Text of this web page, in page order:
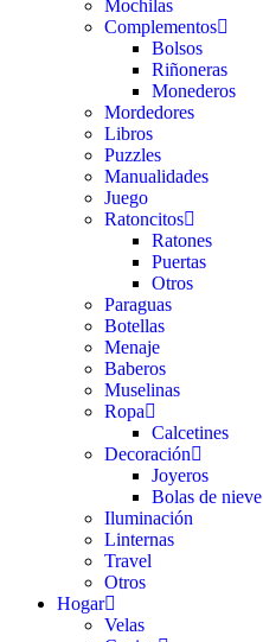
Mochilas
Complementos
Bolsos
Riñoneras
Monederos
Mordedores
Libros
Puzzles
Manualidades
Juego
Ratoncitos
Ratones
Puertas
Otros
Paraguas
Botellas
Menaje
Baberos
Muselinas
Ropa
Calcetines
Decoración
Joyeros
Bolas de nieve
Iluminación
Linternas
Travel
Otros
Hogar
Velas